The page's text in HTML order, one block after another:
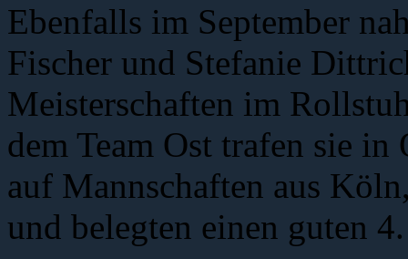
Ebenfalls im September
Fischer und Stefanie
Meisterschaften im
dem Team Ost trafen sie
auf Mannschaften aus
und belegten einen guten